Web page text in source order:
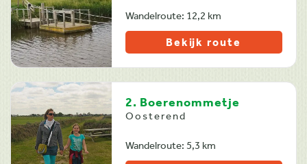
Wandelroute: 12,2 km
Bekijk route
2. Boerenommetje
Oosterend
Wandelroute: 5,3 km